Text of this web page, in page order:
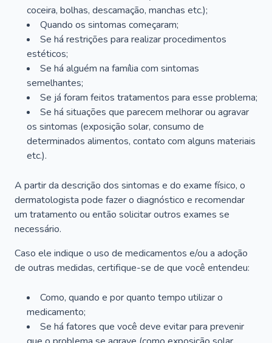
coceira, bolhas, descamação, manchas etc.);
Quando os sintomas começaram;
Se há restrições para realizar procedimentos
estéticos;
Se há alguém na família com sintomas
semelhantes;
Se já foram feitos tratamentos para esse problema;
Se há situações que parecem melhorar ou agravar
os sintomas (exposição solar, consumo de
determinados alimentos, contato com alguns materiais
etc.).
A partir da descrição dos sintomas e do exame físico, o
dermatologista pode fazer o diagnóstico e recomendar
um tratamento ou então solicitar outros exames se
necessário.
Caso ele indique o uso de medicamentos e/ou a adoção
de outras medidas, certifique-se de que você entendeu:
Como, quando e por quanto tempo utilizar o
medicamento;
Se há fatores que você deve evitar para prevenir